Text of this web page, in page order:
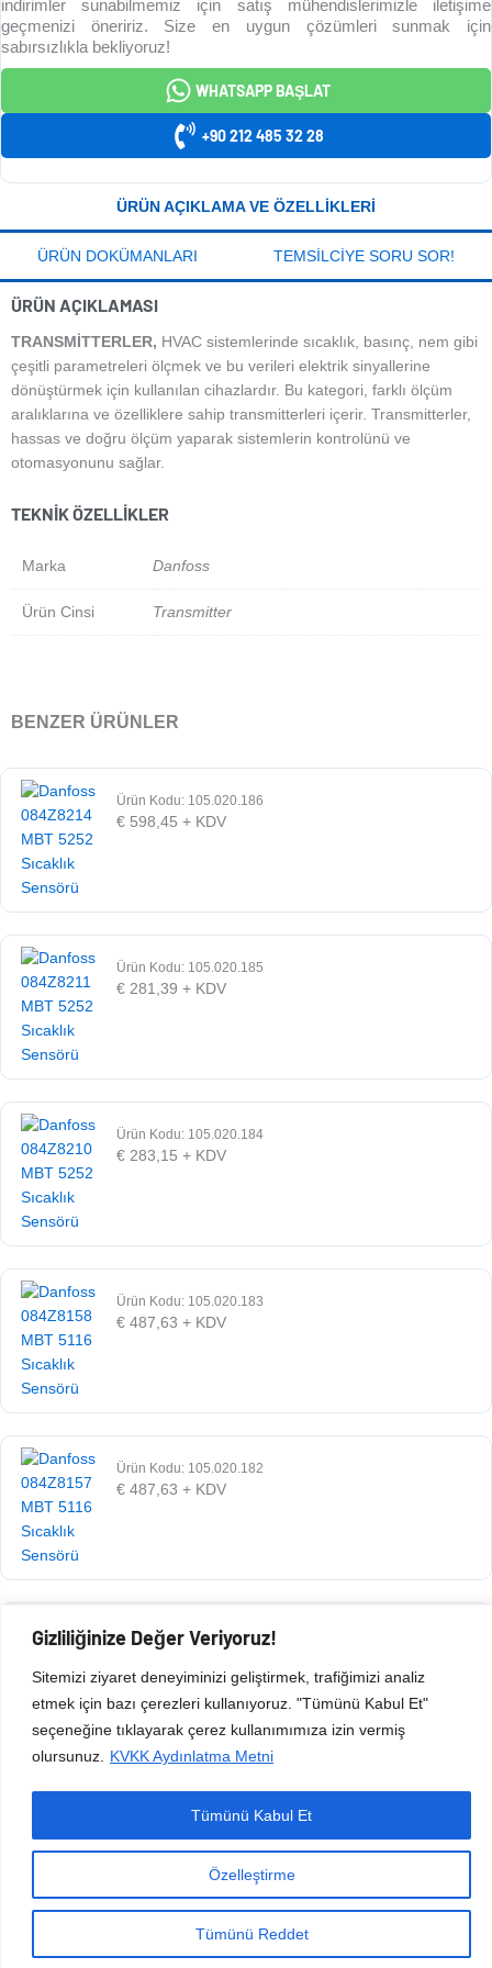
Gizliliğinize Değer Veriyoruz!
Sitemizi ziyaret deneyiminizi geliştirmek, trafiğimizi analiz
etmek için bazı çerezleri kullanıyoruz. "Tümünü Kabul Et"
seçeneğine tıklayarak çerez kullanımımıza izin vermiş
olursunuz.
KVKK Aydınlatma Metni
Özelleştirme
Tümünü Reddet
Tümünü Kabul Et
indirimler sunabilmemiz için satış mühendislerimizle iletişime
geçmenizi öneririz. Size en uygun çözümleri sunmak için
sabırsızlıkla bekliyoruz!
WHATSAPP BAŞLAT
+90 212 485 32 28
ÜRÜN AÇIKLAMA VE ÖZELLIKLERI
ÜRÜN DOKÜMANLARI TEMSILCIYE SORU SOR!
ÜRÜN AÇIKLAMASI
TRANSMITTERLER, HVAC sistemlerinde sıcaklık, basınç, nem gibi
çeşitli parametreleri ölçmek ve bu verileri elektrik sinyallerine
dönüştürmek için kullanılan cihazlardır. Bu kategori, farklı ölçüm
aralıklarına ve özelliklere sahip transmitterleri içerir. Transmitterler,
hassas ve doğru ölçüm yaparak sistemlerin kontrolünü ve
otomasyonunu sağlar.
TEKNIK ÖZELLIKLER
Marka Danfoss
Ürün Cinsi Transmitter
BENZER ÜRÜNLER
Ürün Kodu: 105.020.186
€ 598,45 + KDV
Ürün Kodu: 105.020.185
€ 281,39 + KDV
Ürün Kodu: 105.020.184
€ 283,15 + KDV
Ürün Kodu: 105.020.183
€ 487,63 + KDV
Ürün Kodu: 105.020.182
€ 487,63 + KDV
Ürün Kodu: 105.020.181